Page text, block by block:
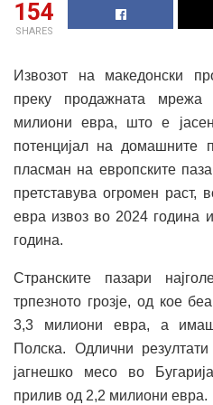
154
SHARES
Извозот на македонски
преку продажната
милиони евра, што е
потенцијал на домашните
пласман на европските
претставува огромен
евра извоз во 2024 година
година.
Странските пазари
трпезното грозје, од кое
3,3 милиони евра, а
Полска. Одлични
јагнешко месо во
прилив од 2,2 милиони евра.